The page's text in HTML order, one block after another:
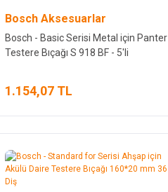
Bosch Aksesuarlar
Bosch - Basic Serisi Metal için Panter
Testere Bıçağı S 918 BF - 5'li
1.154,07 TL